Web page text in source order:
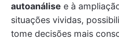
autoanálise e à
situações vividas,
tome decisões mais